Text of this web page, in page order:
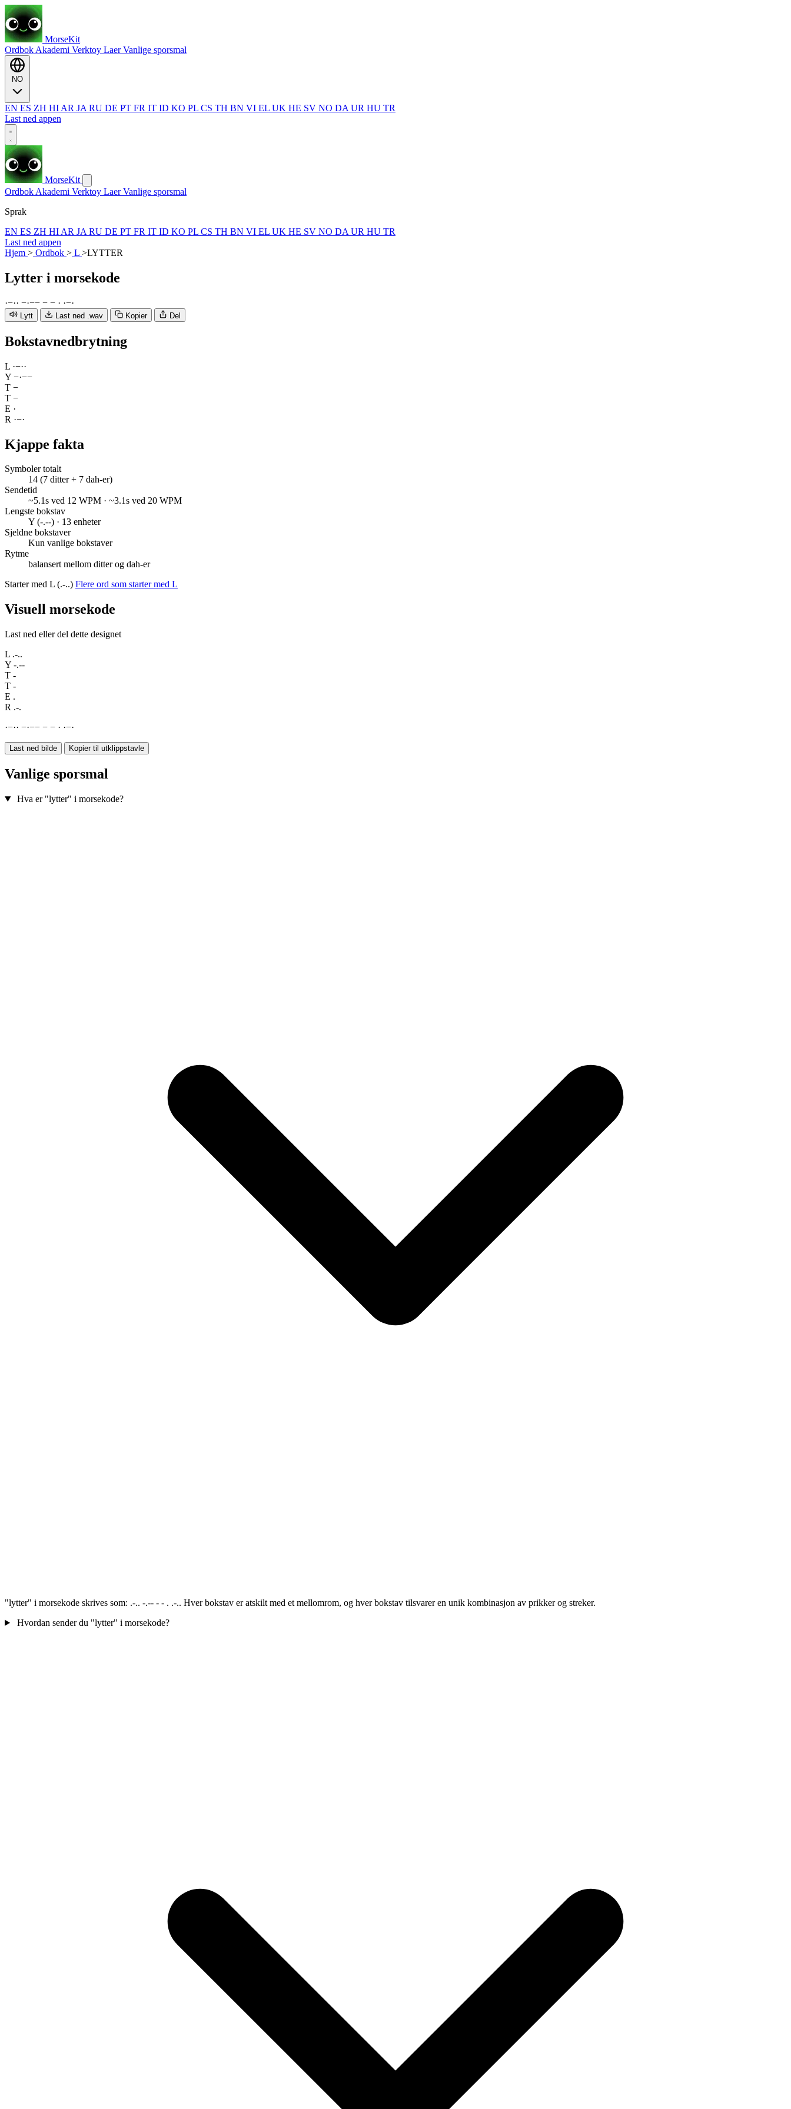
MorseKit
Ordbok Akademi Verktoy LaerVanlige sporsmal
EN ES ZH HI AR JA RU DE PT FR IT ID KO PL CS TH BN VI EL UK HE SV NO DA UR HU TR
Last ned appen
MorseKit
Ordbok Akademi Verktoy LaerVanlige sporsmal
Sprak
EN ES ZH HI AR JA RU DE PT FR IT ID KO PL CS TH BN VI EL UK HE SV NO DA UR HU TR
Last ned appen
Hjem > Ordbok > L >LYTTER
Lytter i morsekode
·−·· −·−− − − · ·−·
Lytt Last ned .wav Kopier Del
Bokstavnedbrytning
L ·−··
Y −·−−
T −
T −
E ·
R ·−·
Kjappe fakta
Symboler totalt
14 (7 ditter + 7 dah-er)
Sendetid
~5.1s ved 12 WPM · ~3.1s ved 20 WPM
Lengste bokstav
Y (-.--) · 13 enheter
Sjeldne bokstaver
Kun vanlige bokstaver
Rytme
balansert mellom ditter og dah-er
Starter med L (.-..) Flere ord som starter med L
Visuell morsekode
Last ned eller del dette designet
L .-..
Y -.--
T -
T -
E .
R .-.
·−·· −·−− − − · ·−·
Last ned bilde Kopier til utklippstavle
Vanlige sporsmal
Hva er "lytter" i morsekode?
"lytter" i morsekode skrives som: .-.. -.-- - - . .-.. Hver bokstav er atskilt med et mellomrom, og hver bokstav tilsvarer en unik kombinasjon av prikker og streker.
Hvordan sender du "lytter" i morsekode?